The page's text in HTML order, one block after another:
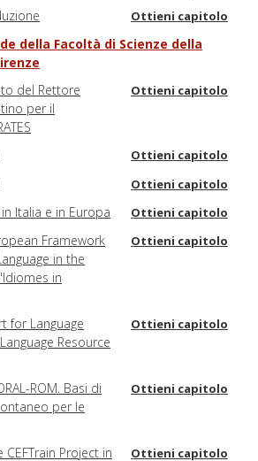
Ottieni capitolo
della Facoltà di Scienze della
del Rettore
per il
Ottieni capitolo
Ottieni capitolo
Ottieni capitolo
Italia e in Europa Ottieni capitolo
Framework
in the
in
Ottieni capitolo
for Language
Resource
Ottieni capitolo
ROM. Basi di
per le
Ottieni capitolo
Project in
Ottieni capitolo